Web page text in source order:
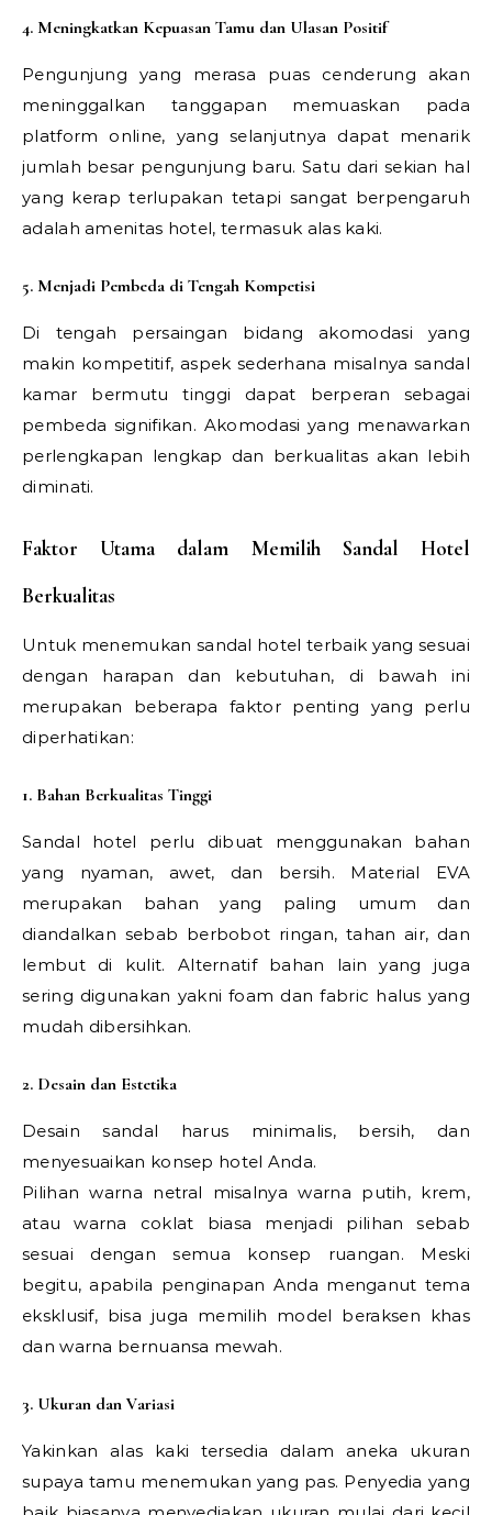
4. Meningkatkan Kepuasan Tamu dan Ulasan Positif
Pengunjung yang merasa puas cenderung akan
meninggalkan tanggapan memuaskan pada
platform online, yang selanjutnya dapat menarik
jumlah besar pengunjung baru. Satu dari sekian hal
yang kerap terlupakan tetapi sangat berpengaruh
adalah amenitas hotel, termasuk alas kaki.
5. Menjadi Pembeda di Tengah Kompetisi
Di tengah persaingan bidang akomodasi yang
makin kompetitif, aspek sederhana misalnya sandal
kamar bermutu tinggi dapat berperan sebagai
pembeda signifikan. Akomodasi yang menawarkan
perlengkapan lengkap dan berkualitas akan lebih
diminati.
Faktor Utama dalam Memilih Sandal Hotel
Berkualitas
Untuk menemukan sandal hotel terbaik yang sesuai
dengan harapan dan kebutuhan, di bawah ini
merupakan beberapa faktor penting yang perlu
diperhatikan:
1. Bahan Berkualitas Tinggi
Sandal hotel perlu dibuat menggunakan bahan
yang nyaman, awet, dan bersih. Material EVA
merupakan bahan yang paling umum dan
diandalkan sebab berbobot ringan, tahan air, dan
lembut di kulit. Alternatif bahan lain yang juga
sering digunakan yakni foam dan fabric halus yang
mudah dibersihkan.
2. Desain dan Estetika
Desain sandal harus minimalis, bersih, dan
menyesuaikan konsep hotel Anda.
Pilihan warna netral misalnya warna putih, krem,
atau warna coklat biasa menjadi pilihan sebab
sesuai dengan semua konsep ruangan. Meski
begitu, apabila penginapan Anda menganut tema
eksklusif, bisa juga memilih model beraksen khas
dan warna bernuansa mewah.
3. Ukuran dan Variasi
Yakinkan alas kaki tersedia dalam aneka ukuran
supaya tamu menemukan yang pas. Penyedia yang